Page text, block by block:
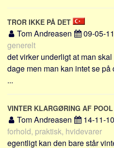
Meta
Dokumenttyper
Emner
Skribenter
Personer
Steder
Kilder
Om
TROR IKKE PÅ DET
Tom Andreasen 09-05-11
generelt
det virker underligt at man
dage men man kan intet se
...
VINTER KLARGØRING AF POOL
Tom Andreasen 14-11-10
forhold, praktisk, hvidevarer
egentligt kan den bare står